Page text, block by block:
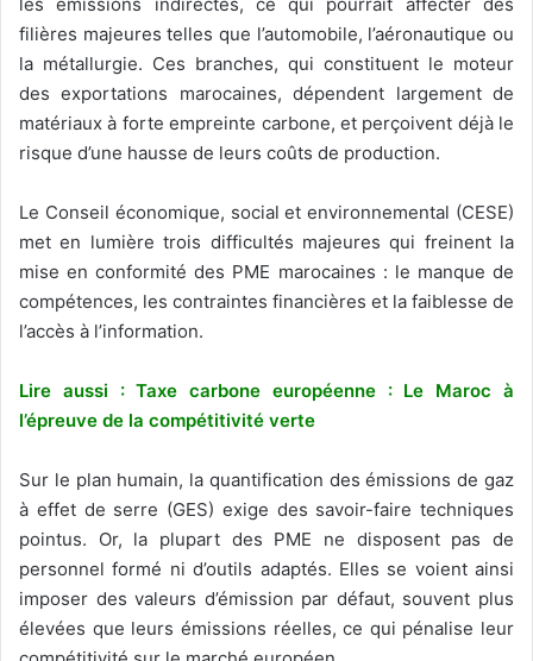
filières majeures telles que l’automobile, l’aéronautique ou
la métallurgie. Ces branches, qui constituent le moteur
des exportations marocaines, dépendent largement de
matériaux à forte empreinte carbone, et perçoivent déjà le
risque d’une hausse de leurs coûts de production.
Le Conseil économique, social et environnemental (CESE)
met en lumière trois difficultés majeures qui freinent la
mise en conformité des PME marocaines : le manque de
compétences, les contraintes financières et la faiblesse de
l’accès à l’information.
Lire aussi : Taxe carbone européenne : Le Maroc à
l’épreuve de la compétitivité verte
Sur le plan humain, la quantification des émissions de gaz
à effet de serre (GES) exige des savoir-faire techniques
pointus. Or, la plupart des PME ne disposent pas de
personnel formé ni d’outils adaptés. Elles se voient ainsi
imposer des valeurs d’émission par défaut, souvent plus
élevées que leurs émissions réelles, ce qui pénalise leur